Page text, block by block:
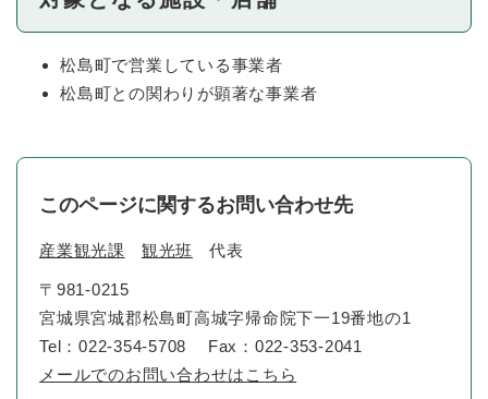
松島町で営業している事業者
松島町との関わりが顕著な事業者
このページに関するお問い合わせ先
産業観光課 観光班 代表
〒981-0215
宮城県宮城郡松島町高城字帰命院下一19番地の1
Tel：022-354-5708
Fax：022-353-2041
メールでのお問い合わせはこちら